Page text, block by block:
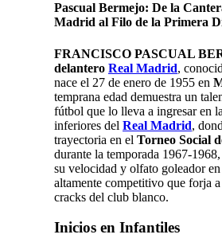
Pascual Bermejo: De la
Madrid al Filo de la Primera
FRANCISCO PASCUAL
delantero Real Madrid,
nace el 27 de enero de 1955 en
temprana edad demuestra un
fútbol que lo lleva a ingresar en
inferiores del Real Madrid,
trayectoria en el Torneo Social
durante la temporada 1967-
su velocidad y olfato goleador
altamente competitivo que forja
cracks del club blanco.
Inicios en Infantiles